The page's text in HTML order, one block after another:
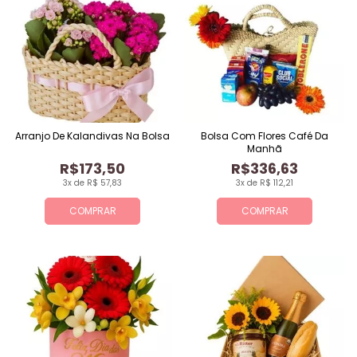
COMPRAR
3x de R$ 57,83
R$173,50
Arranjo De Kalandivas Na Bolsa
COMPRAR
3x de R$ 112,21
R$336,63
Bolsa Com Flores Café Da
Manhã